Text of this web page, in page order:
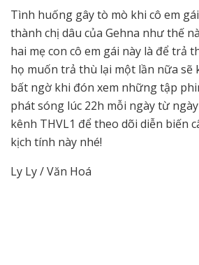
Tình huống gây tò mò khi cô em
thành chị dâu của Gehna như thế
hai mẹ con cô em gái này là để trả
họ muốn trả thù lại một lần nữa sẽ
bất ngờ khi đón xem những tập
phát sóng lúc 22h mỗi ngày từ
kênh THVL1 để theo dõi diễn biến
kịch tính này nhé!
Ly Ly / Văn Hoá